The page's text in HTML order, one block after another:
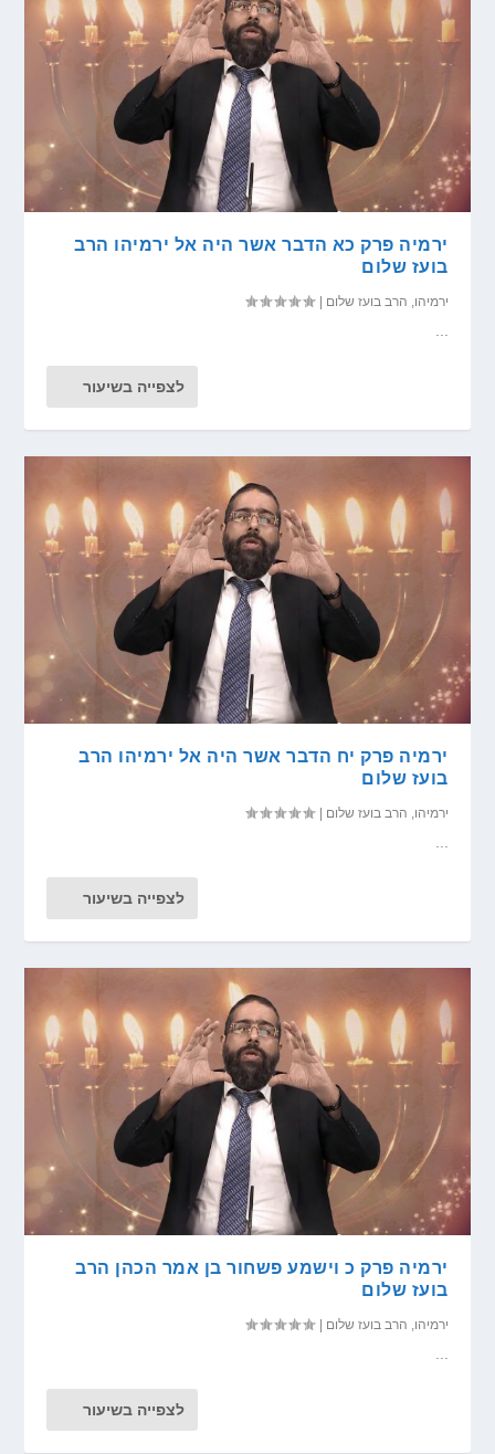
ירמיה פרק כא הדבר אשר היה אל ירמיהו הרב
בועז שלום
ירמיהו, הרב בועז שלום |
...
לצפייה בשיעור
ירמיה פרק יח הדבר אשר היה אל ירמיהו הרב
בועז שלום
ירמיהו, הרב בועז שלום |
לצפייה בשיעור
ירמיה פרק כ וישמע פשחור בן אמר הכהן הרב
בועז שלום
ירמיהו, הרב בועז שלום |
לצפייה בשיעור